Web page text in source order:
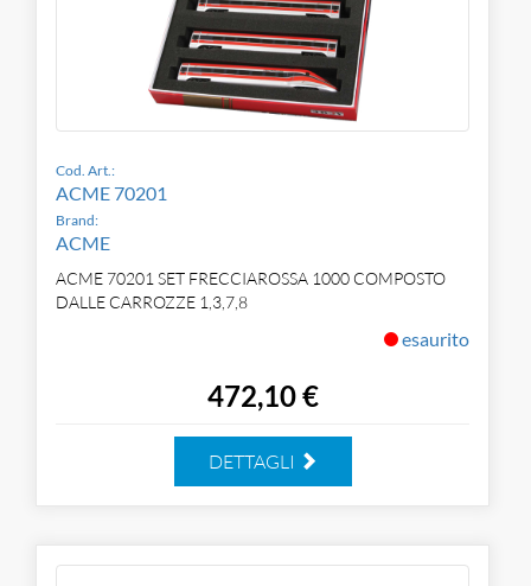
Cod. Art.:
ACME 70201
Brand:
ACME
ACME 70201 SET FRECCIAROSSA 1000 COMPOSTO
DALLE CARROZZE 1,3,7,8
esaurito
472,10 €
DETTAGLI